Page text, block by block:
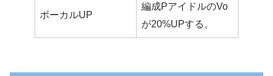
ボーカルUP
編成PアイドルのVo
が20%UPする。